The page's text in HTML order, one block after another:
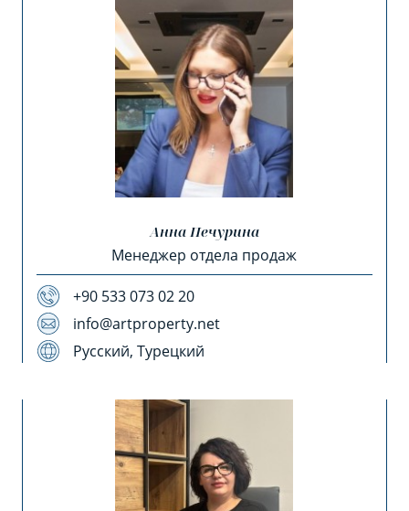
Анна Печурина
Менеджер отдела продаж
+90 533 073 02 20
info@artproperty.net
Русский, Турецкий